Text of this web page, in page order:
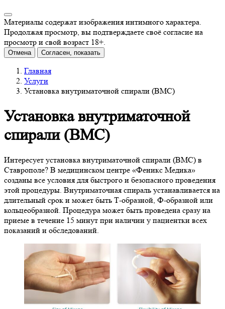
Материалы содержат изображения интимного характера.
Продолжая просмотр, вы подтверждаете своё согласие на
просмотр и свой возраст 18+.
Отмена Согласен, показать
Главная
Услуги
Установка внутриматочной спирали (ВМС)
Установка внутриматочной
спирали (ВМС)
Интересует установка внутриматочной спирали (ВМС) в
Ставрополе? В медицинском центре «Феникс Медика»
созданы все условия для быстрого и безопасного проведения
этой процедуры. Внутриматочная спираль устанавливается на
длительный срок и может быть Т-образной, Ф-образной или
кольцеобразной. Процедура может быть проведена сразу на
приеме в течение 15 минут при наличии у пациентки всех
показаний и обследований.